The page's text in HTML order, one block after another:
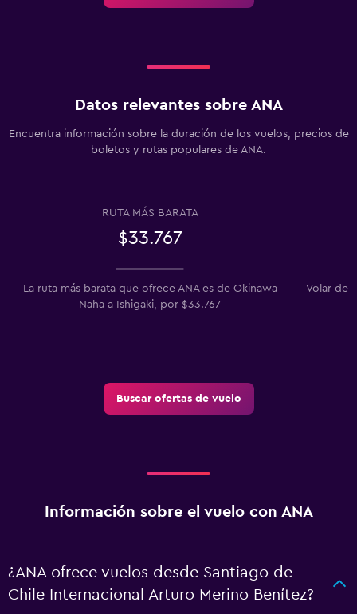
Datos relevantes sobre ANA
Encuentra información sobre la duración de los vuelos, precios de
boletos y rutas populares de ANA.
RUTA MÁS BARATA
$33.767
La ruta más barata que ofrece ANA es de Okinawa
Naha a Ishigaki, por $33.767
Volar de
Buscar ofertas de vuelo
Información sobre el vuelo con ANA
¿ANA ofrece vuelos desde Santiago de
Chile Internacional Arturo Merino Benítez?